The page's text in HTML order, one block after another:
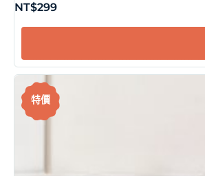
NT$299
特價